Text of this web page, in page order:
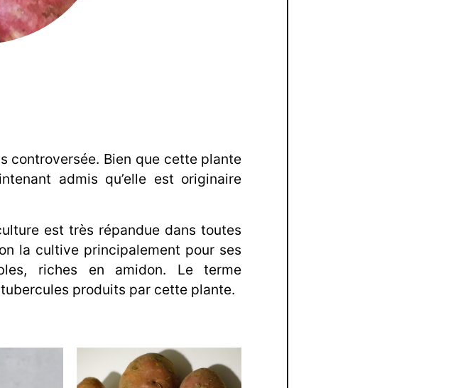
controversée. Bien que cette plante
admis qu’elle est originaire
est très répandue dans toutes
la cultive principalement pour ses
riches en amidon. Le terme
produits par cette plante.